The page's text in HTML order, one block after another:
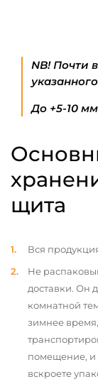
NB! Почти
До +5-10
щита
Вся
Не
доставки. Он
комнатной
зимнее
помещение, и
вскроете